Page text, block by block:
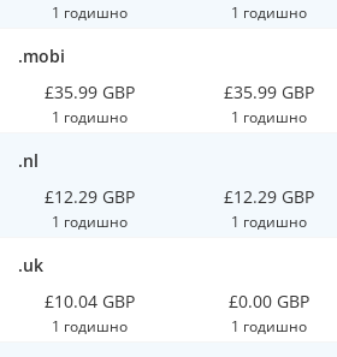
1 годишно 1 годишно
.mobi
£35.99 GBP
1 годишно
£35.99 GBP
1 годишно
.nl
£12.29 GBP
1 годишно
£12.29 GBP
1 годишно
.uk
£10.04 GBP
1 годишно
£0.00 GBP
1 годишно